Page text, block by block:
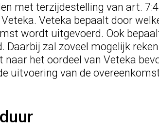
met terzijdestelling van art.
Veteka bepaalt door
wordt uitgevoerd. Ook
zal zoveel mogelijk
het oordeel van Veteka
uitvoering van de